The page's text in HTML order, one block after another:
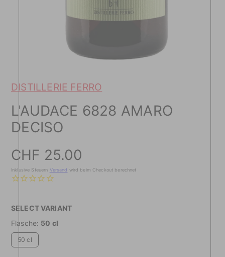
DISTILLERIE FERRO
L'AUDACE 6828 AMARO
DECISO
Preis
CHF 25.00
Inklusive Steuern Versand wird beim Checkout berechnet
SELECT VARIANT
Flasche: 50 cl
50 cl